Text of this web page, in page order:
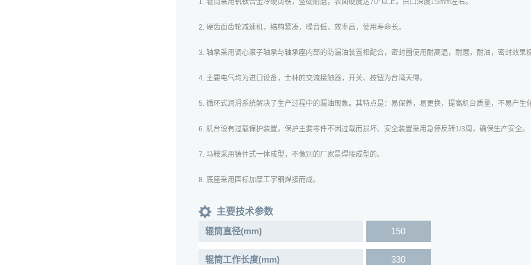
1. 辊筒采用钒钛合金冷硬铸铁，坚硬耐磨，表面硬度达70°以上，白口深度15mm左右。
2. 硬齿面齿轮减速机，结构紧凑，噪音低，效率高，使用寿命长。
3. 轴承采用调心滚子轴承与轴承座内部的防漏油装置相配合，密封圈使用耐高温，耐磨，耐油，密封效果极
4. 主要电气均为进口设备，士林的交流接触器，开关、按钮为台湾天得。
5. 循环式润滑系统解决了生产过程中的漏油现象。其特点是：易保养，易更换，提高机台质量，不易产生
6. 机台设有过载保护装置，保护主要零件不因过载而损坏。安全装置采用急停反转1/3周，确保生产安全。
7. 马鞍采用铸件式一体成型，不像别的厂家是焊接成型的。
8. 底座采用国标加厚工字钢焊接而成。
主要技术参数
辊筒直径(mm)
150
辊筒工作长度(mm) 330